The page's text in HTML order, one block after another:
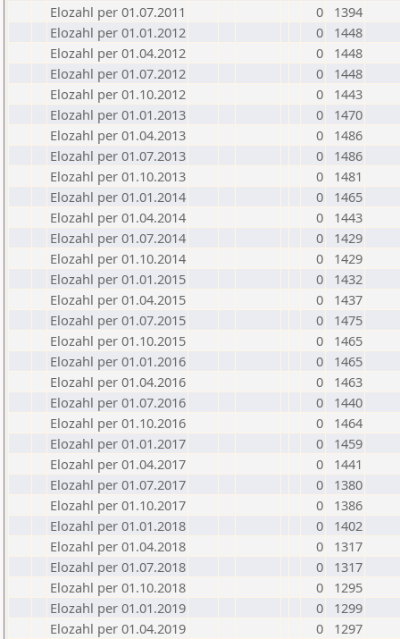
Elozahl per 01.07.2011
0
1394
Elozahl per 01.01.2012
0
1448
Elozahl per 01.04.2012
0
1448
Elozahl per 01.07.2012
0
1448
Elozahl per 01.10.2012
0
1443
Elozahl per 01.01.2013
0
1470
Elozahl per 01.04.2013
0
1486
Elozahl per 01.07.2013
0
1486
Elozahl per 01.10.2013
0
1481
Elozahl per 01.01.2014
0
1465
Elozahl per 01.04.2014
0
1443
Elozahl per 01.07.2014
0
1429
Elozahl per 01.10.2014
0
1429
Elozahl per 01.01.2015
0
1432
Elozahl per 01.04.2015
0
1437
Elozahl per 01.07.2015
0
1475
Elozahl per 01.10.2015
0
1465
Elozahl per 01.01.2016
0
1465
Elozahl per 01.04.2016
0
1463
Elozahl per 01.07.2016
0
1440
Elozahl per 01.10.2016
0
1464
Elozahl per 01.01.2017
0
1459
Elozahl per 01.04.2017
0
1441
Elozahl per 01.07.2017
0
1380
Elozahl per 01.10.2017
0
1386
Elozahl per 01.01.2018
0
1402
Elozahl per 01.04.2018
0
1317
Elozahl per 01.07.2018
0
1317
Elozahl per 01.10.2018
0
1295
Elozahl per 01.01.2019
0
1299
Elozahl per 01.04.2019
0
1297